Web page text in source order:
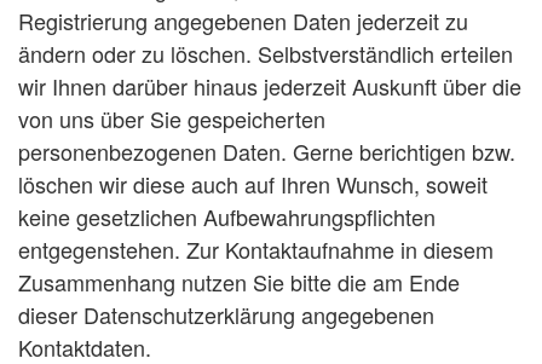
Registrierung angegebenen Daten jederzeit zu
ändern oder zu löschen. Selbstverständlich erteilen
wir Ihnen darüber hinaus jederzeit Auskunft über die
von uns über Sie gespeicherten
personenbezogenen Daten. Gerne berichtigen bzw.
löschen wir diese auch auf Ihren Wunsch, soweit
keine gesetzlichen Aufbewahrungspflichten
entgegenstehen. Zur Kontaktaufnahme in diesem
Zusammenhang nutzen Sie bitte die am Ende
dieser Datenschutzerklärung angegebenen
Kontaktdaten.